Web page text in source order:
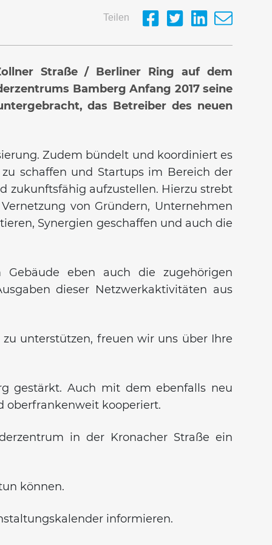
Teilen
Straße / Berliner Ring auf dem
Bamberg Anfang 2017 seine
das Betreiber des neuen
Zudem bündelt und koordiniert es
schaffen und Startups im Bereich der
zukunftsfähig aufzustellen. Hierzu strebt
von Gründern, Unternehmen
Synergien geschaffen und auch die
eben auch die zugehörigen
dieser Netzwerkaktivitäten aus
unterstützen, freuen wir uns über Ihre
gestärkt. Auch mit dem ebenfalls neu
oberfrankenweit kooperiert.
in der Kronacher Straße ein
können.
informieren.